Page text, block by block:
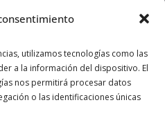
utilizamos tecnologías como las
a la información del dispositivo. El
nos permitirá procesar datos
o las identificaciones únicas